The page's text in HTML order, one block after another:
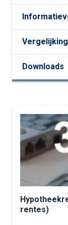
Downloads
rentes)